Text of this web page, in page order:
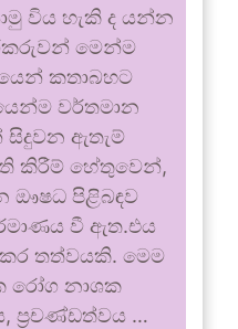
විය හැකි ද යන්න
මෙන්ම
කතාබහට
වර්තමාන
සිදුවන ඇතැම්
කිරීම් හේතුවෙන්,
ඖෂධ පිළිබඳව
වී ඇත.එය
තත්වයකි. මෙම
රෝග නාශක
ප්‍රචණ්ඩත්වය …